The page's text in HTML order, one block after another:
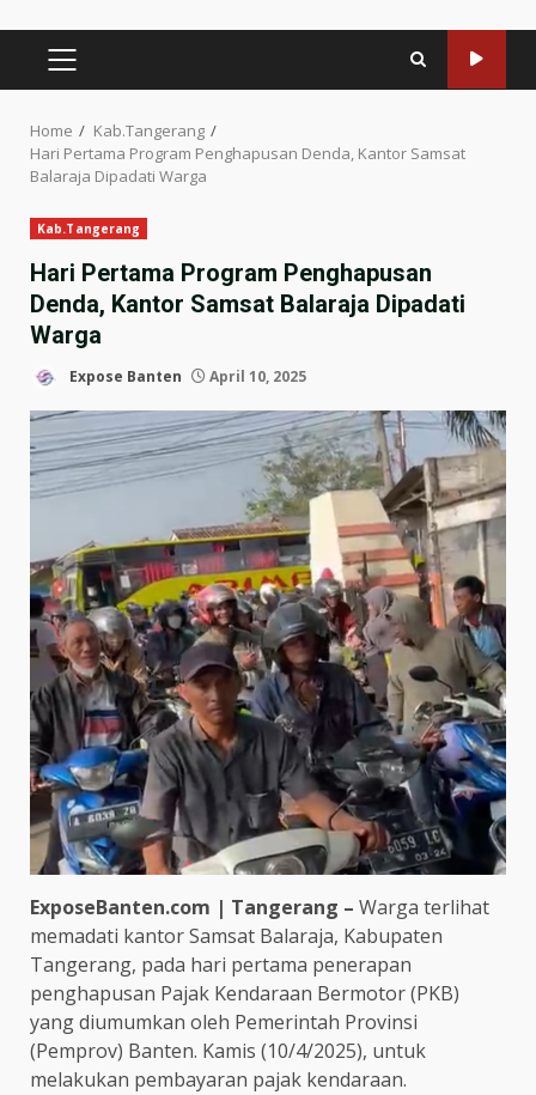
PRIMARY
MENU
Home
Kab.Tangerang
Hari Pertama Program Penghapusan Denda, Kantor Samsat
Balaraja Dipadati Warga
Kab.Tangerang
Hari Pertama Program Penghapusan
Denda, Kantor Samsat Balaraja Dipadati
Warga
Expose Banten April 10, 2025
ExposeBanten.com | Tangerang – Warga terlihat
memadati kantor Samsat Balaraja, Kabupaten
Tangerang, pada hari pertama penerapan
penghapusan Pajak Kendaraan Bermotor (PKB)
yang diumumkan oleh Pemerintah Provinsi
(Pemprov) Banten. Kamis (10/4/2025), untuk
melakukan pembayaran pajak kendaraan.